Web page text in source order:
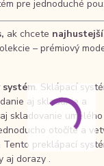
pre jednoduché
ak chcete
– prémiový
. Sklápací
aj skladanie a
skladovanie umelého
otočíte a
Tento preklápací
aj dorazy .